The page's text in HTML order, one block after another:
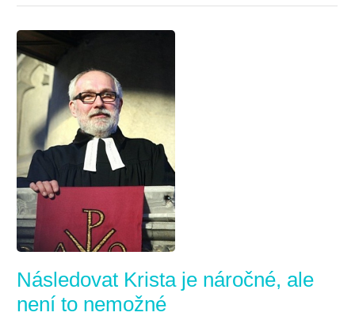
Následovat Krista je náročné, ale
není to nemožné